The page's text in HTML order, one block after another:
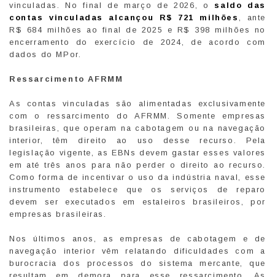
vinculadas. No final de março de 2026, o saldo das
contas vinculadas alcançou R$ 721 milhões , ante
R$ 684 milhões ao final de 2025 e R$ 398 milhões no
encerramento do exercício de 2024, de acordo com
dados do MPor.
Ressarcimento AFRMM
As contas vinculadas são alimentadas exclusivamente
com o ressarcimento do AFRMM. Somente empresas
brasileiras, que operam na cabotagem ou na navegação
interior, têm direito ao uso desse recurso. Pela
legislação vigente, as EBNs devem gastar esses valores
em até três anos para não perder o direito ao recurso.
Como forma de incentivar o uso da indústria naval, esse
instrumento estabelece que os serviços de reparo
devem ser executados em estaleiros brasileiros, por
empresas brasileiras.
Nos últimos anos, as empresas de cabotagem e de
navegação interior vêm relatando dificuldades com a
burocracia dos processos do sistema mercante, que